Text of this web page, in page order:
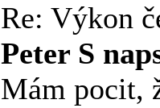
Re: Výkon
Peter S
Mám pocit,